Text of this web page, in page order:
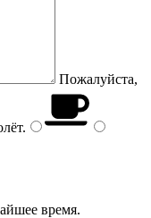
Пожалуйста,
.
время.